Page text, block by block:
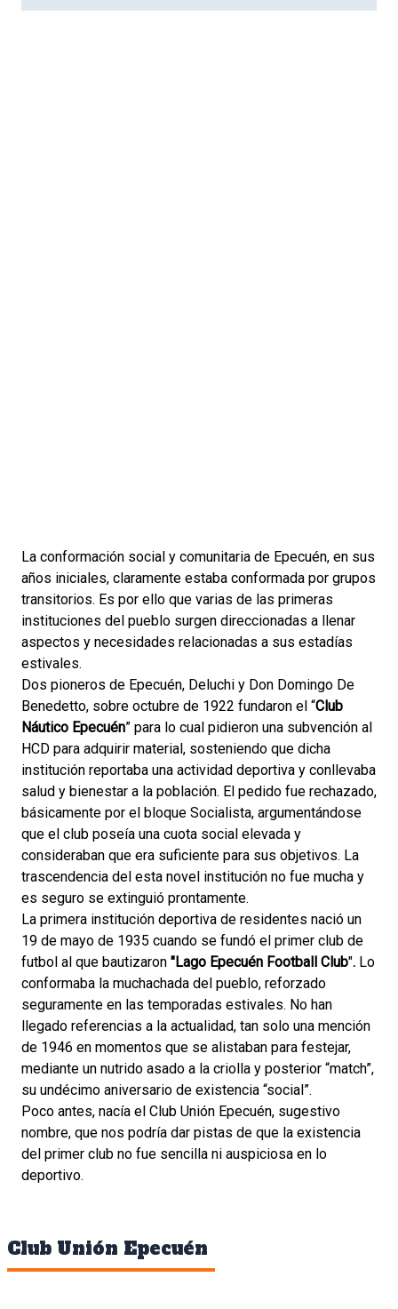
La conformación social y comunitaria de Epecuén, en sus
años iniciales, claramente estaba conformada por grupos
transitorios. Es por ello que varias de las primeras
instituciones del pueblo surgen direccionadas a llenar
aspectos y necesidades relacionadas a sus estadías
estivales.
Dos pioneros de Epecuén, Deluchi y Don Domingo De
Benedetto, sobre octubre de 1922 fundaron el “Club
Náutico Epecuén” para lo cual pidieron una subvención al
HCD para adquirir material, sosteniendo que dicha
institución reportaba una actividad deportiva y conllevaba
salud y bienestar a la población. El pedido fue rechazado,
básicamente por el bloque Socialista, argumentándose
que el club poseía una cuota social elevada y
consideraban que era suficiente para sus objetivos. La
trascendencia del esta novel institución no fue mucha y
es seguro se extinguió prontamente.
La primera institución deportiva de residentes nació un
19 de mayo de 1935 cuando se fundó el primer club de
futbol al que bautizaron "Lago Epecuén Football Club". Lo
conformaba la muchachada del pueblo, reforzado
seguramente en las temporadas estivales. No han
llegado referencias a la actualidad, tan solo una mención
de 1946 en momentos que se alistaban para festejar,
mediante un nutrido asado a la criolla y posterior “match”,
su undécimo aniversario de existencia “social”.
Poco antes, nacía el Club Unión Epecuén, sugestivo
nombre, que nos podría dar pistas de que la existencia
del primer club no fue sencilla ni auspiciosa en lo
deportivo.
Club Unión Epecuén